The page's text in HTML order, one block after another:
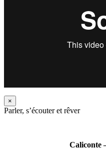
×
Parler, s’écouter et rêver
Caliconte